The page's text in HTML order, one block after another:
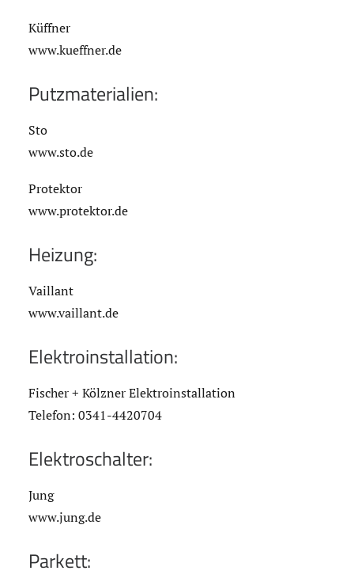
Küffner
www.kueffner.de
Putzmaterialien:
Sto
www.sto.de
Protektor
www.protektor.de
Heizung:
Vaillant
www.vaillant.de
Elektroinstallation:
Fischer + Kölzner Elektroinstallation
Telefon: 0341-4420704
Elektroschalter:
Jung
www.jung.de
Parkett: